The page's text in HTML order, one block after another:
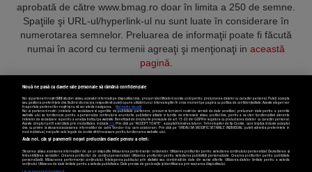
aprobată de către www.bmag.ro doar în limita a 250 de semne.
Spaţiile şi URL-ul/hyperlink-ul nu sunt luate în considerare în
numerotarea semnelor. Preluarea de informaţii poate fi făcută
numai în acord cu termenii agreaţi şi menţionaţi in această
pagină
Termeni și condiții Confidențialitate Cookies Contact
Copyright © 2025 BUSINESSMEX S.A.
Setări cookies
Nouă ne pasă ca datele tale personale să rămână confidențiale
Noi și partenerii noștri589stocăm și/sau accesăm informații pe dispozitivul dvs., precum identificatorii cookie unici pentru prelucrarea datelor cu caracter personal. Puteți accepta
sau gestiona preferințele dvs. făcând clic mai jos, respectiv vă puteți opune utilizării unui interes legitim în orice moment pe pagina cu politica de confidențialitate. Aceste alegeri vor
fi raportate partenerilor noștri și nu vă vor afecta navigarea.
Mai multe detalii
Noi si partenerii nostri (retelele de socializare si agentiile de publicitate partenere, precum si furnizorii nostri de servicii de date analitice) prelucram date pentru a permite
website-ului sa functioneze, pentru a personaliza continutul si anunturile publicitare afisate in functie de interesele si/sau profilul dvs., pentru a va oferi functionalitati aferente
retelelor de socializare si pentru a analiza traficul pe website. Beneficiati de drepturile prevazute de art. 15-22 din GDPR in legatura cu prelucrarea datelor cu caracter personal.
Aceste drepturi pot fi exercitate prin modalitatea indicataaici. Prin click pe “ACCEPT TOATE”, acceptati folosirea tuturor Tehnologiilor de tip Cookie, care implica inclusiv acceptul
dvs. cu privire la stocarea/accesarea informatiilor de catre Vendor-ii cu care colaboram. Prin click pe “VREAU SA MODIFIC SETARILE INDIVIDUAL” puteti schimba preferintele in
mod individual, mai putin cele legate de cookie strict necesare pentru functionarea website-ului.
Atât noi, cât și partenerii noștri prelucrăm datele pentru a oferi:
Stocarea și/sau accesarea informațiilor de pe un dispozitiv. Măsurarea performanței reclamelor. Utilizarea profilurilor pentru selectarea conținutului personalizat. Dezvoltarea și
îmbunătățirea serviciilor. Crearea profilurilor de conținut personalizat. Utilizarea profilurilor pentru selectarea publicității personalizate. Crearea profilurilor pentru publicitate
personalizată. Măsurarea performanței conținutului. Înțelegerea publicului prin statistici sau combinații de date din surse diferite. Utilizarea datelor limitate pentru a selecta
conținutul. Utilizarea de date limitate pentru a selecta publicitatea. Date precise de geolocație și identificarea prin scanarea dispozitivului.